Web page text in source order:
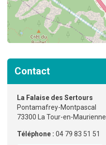
Contact
La Falaise des Sertours
Pontamafrey-Montpascal
73300 La Tour-en-Maurienne
Téléphone : 04 79 83 51 51